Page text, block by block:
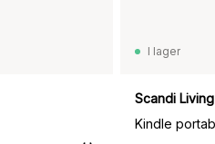
I lager
Scandi Living